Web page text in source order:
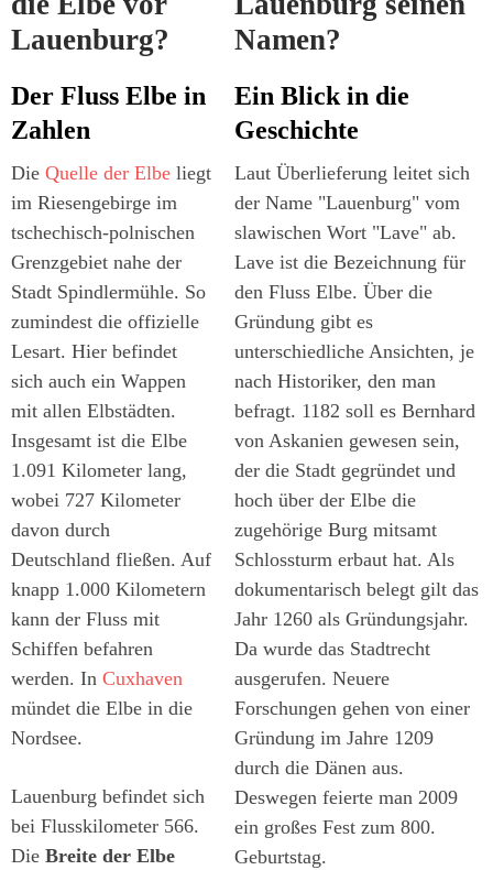
Lauenburg?
Der Fluss Elbe in
Zahlen
Die Quelle der Elbe liegt
im Riesengebirge im
tschechisch-polnischen
Grenzgebiet nahe der
Stadt Spindlermühle. So
zumindest die offizielle
Lesart. Hier befindet
sich auch ein Wappen
mit allen Elbstädten.
Insgesamt ist die Elbe
1.091 Kilometer lang,
wobei 727 Kilometer
davon durch
Deutschland fließen. Auf
knapp 1.000 Kilometern
kann der Fluss mit
Schiffen befahren
werden. In Cuxhaven
mündet die Elbe in die
Nordsee.
Lauenburg befindet sich
bei Flusskilometer 566.
Die Breite der Elbe
Namen?
Ein Blick in die
Geschichte
Laut Überlieferung leitet sich
der Name "Lauenburg" vom
slawischen Wort "Lave" ab.
Lave ist die Bezeichnung für
den Fluss Elbe. Über die
Gründung gibt es
unterschiedliche Ansichten, je
nach Historiker, den man
befragt. 1182 soll es Bernhard
von Askanien gewesen sein,
der die Stadt gegründet und
hoch über der Elbe die
zugehörige Burg mitsamt
Schlossturm erbaut hat. Als
dokumentarisch belegt gilt das
Jahr 1260 als Gründungsjahr.
Da wurde das Stadtrecht
ausgerufen. Neuere
Forschungen gehen von einer
Gründung im Jahre 1209
durch die Dänen aus.
Deswegen feierte man 2009
ein großes Fest zum 800.
Geburtstag.